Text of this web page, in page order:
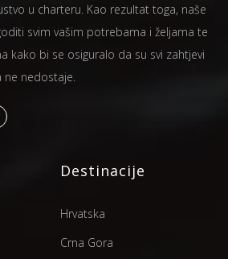
u charteru. Kao rezultat toga, naše
svim vašim potrebama i željama te
kako bi se osiguralo da su svi zahtjevi
nedostaje.
Destinacije
Hrvatska
Crna Gora